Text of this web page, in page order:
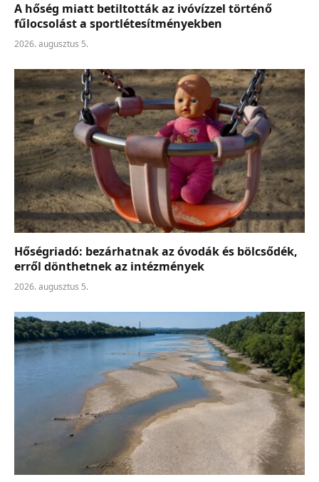
A hőség miatt betiltották az ivóvízzel történő
fűlocsolást a sportlétesítményekben
2026. augusztus 5.
Hőségriadó: bezárhatnak az óvodák és bölcsődék,
erről dönthetnek az intézmények
2026. augusztus 5.